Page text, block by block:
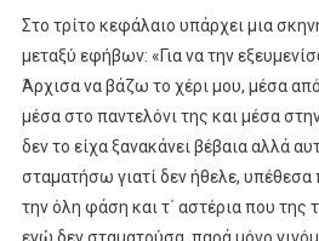
Στο τρίτο κεφάλαιο υπάρχει μια
μεταξύ εφήβων: «Για να την
Άρχισα να βάζω το χέρι μου, μέσα
μέσα στο παντελόνι της και μέσα
δεν το είχα ξανακάνει βέβαια αλλά
σταματήσω γιατί δεν ήθελε,
την όλη φάση και τ΄ αστέρια που της